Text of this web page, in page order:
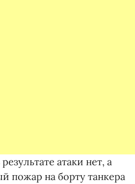
атаки нет, а
пожар на борту танкера